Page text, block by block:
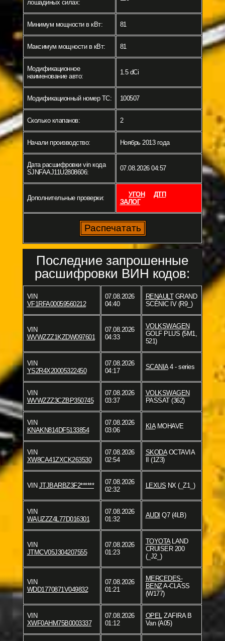
лошадиных силах:
Минимум мощности в кВт: 81
Максимум мощности в кВт: 81
Модификационное
наименование авто:
1.5 dCi
Модификационный номер ТС: 100507
Сколько клапанов: 2
Начали производство: Ноябрь 2013 года
Дата расшифровки vin кода
SJNFAAJ11U2808606:
07.08.2026 04:57
Дополнительные проверки: УГОН
ДТП
ЗАЛОГ
Последние запрошенные
расшифровки ВИН кодов:
VIN
VF1RFA00059560212
07.08.2026
04:40
RENAULTGRAND
SCÉNIC IV (R9_)
VIN
WVWZZZ1KZDW097601
07.08.2026
04:33
VOLKSWAGEN
GOLF PLUS (5M1,
521)
VIN
YS2R4X20005322450
07.08.2026
04:17
SCANIA4 - series
VIN
WVWZZZ3CZBP350745
07.08.2026
03:37
VOLKSWAGEN
PASSAT (362)
VIN
KNAKN814DF5133854
07.08.2026
03:06
KIAMOHAVE
VIN
XW8CA41ZXCK263530
07.08.2026
02:54
SKODAOCTAVIA
II (1Z3)
VIN JTJBARBZ3F2******
07.08.2026
02:32
LEXUS NX (_Z1_)
VIN
WAUZZZ4L77D016301
07.08.2026
01:32
AUDI Q7 (4LB)
VIN
JTMCV05J304207555
07.08.2026
01:23
TOYOTALAND
CRUISER 200
(_J2_)
VIN
WDD1770871V049832
07.08.2026
01:21
MERCEDES-
BENZA-CLASS
(W177)
VIN
XWF0AHM75B0003337
07.08.2026
01:12
OPELZAFIRA B
Van (A05)